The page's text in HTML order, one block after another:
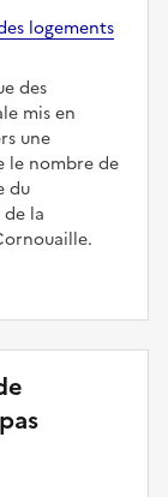
logements
des
mis en
une
le nombre de
du
la